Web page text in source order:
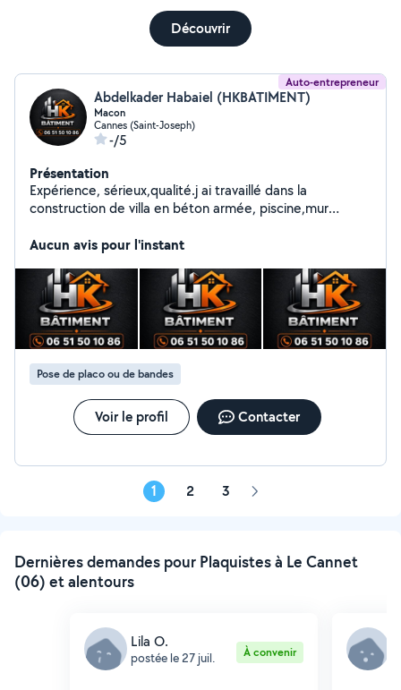
Découvrir
Auto-entrepreneur
Abdelkader Habaiel (HKBATIMENT)
Macon
Cannes (Saint-Joseph)
-/5
Présentation
Expérience, sérieux,qualité.j ai travaillé dans la
construction de villa en béton armée, piscine,mur
entreprise.sollicite moi vous ne regretterai pas .a
Aucun avis pour l'instant
Pose de placo ou de bandes
Voir le profil Contacter
1 2 3 Page
Dernières demandes pour Plaquistes à Le Cannet
(06) et alentours
Lila O.
postée le 27 juil. À convenir